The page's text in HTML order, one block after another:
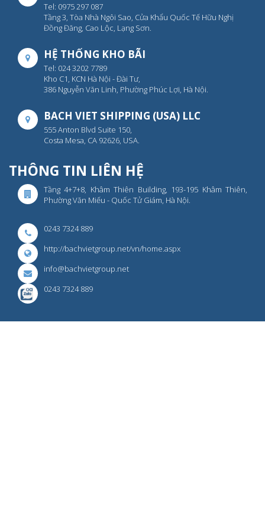
Tel: 0975 297 087
Tầng 3, Tòa Nhà Ngôi Sao, Cửa Khẩu Quốc Tế Hữu Nghị
Đồng Đăng, Cao Lộc, Lạng Sơn.
HỆ THỐNG KHO BÃI
Tel: 024 3202 7789
Kho C1, KCN Hà Nội - Đài Tư,
386 Nguyễn Văn Linh, Phường Phúc Lợi, Hà Nội.
BACH VIET SHIPPING (USA) LLC
555 Anton Blvd Suite 150,
Costa Mesa, CA 92626, USA.
THÔNG TIN LIÊN HỆ
Tầng 4+7+8, Khâm Thiên Building, 193-195 Khâm Thiên,
Phường Văn Miếu - Quốc Tử Giám, Hà Nội.
0243 7324 889
http://bachvietgroup.net/vn/home.aspx
info@bachvietgroup.net
0243 7324 889